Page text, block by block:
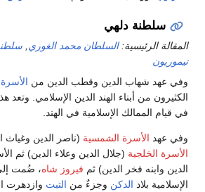
سلطنة دلهي
المقالة الرئيسية:السلطان محمد الغوري
تيموريون
وفي عهد شهاب الدين وقطب الدين من
الكثيرون من أبناء الهند الدين الإسلامي.
في قيام الممالك الإسلامية في الهند.
وفي عهد الأسرة الشمسية (ناصر الدين وغياث
الأسرة الخلجية (جلال الدين وعلاء الدين) ثم
الدين وابنه فخر الدين) ثم فيروز شاه، ضُمت
الإسلامية بلاد الدكن وجزءٌ من التبت وازدهرت